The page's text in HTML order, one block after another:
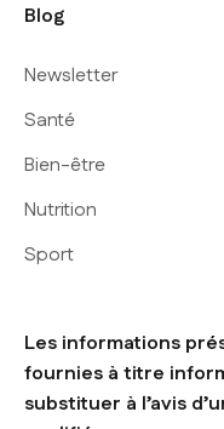
Blog
Newsletter
Santé
Bien-être
Nutrition
Sport
Les informations
fournies à titre
substituer à l’avis